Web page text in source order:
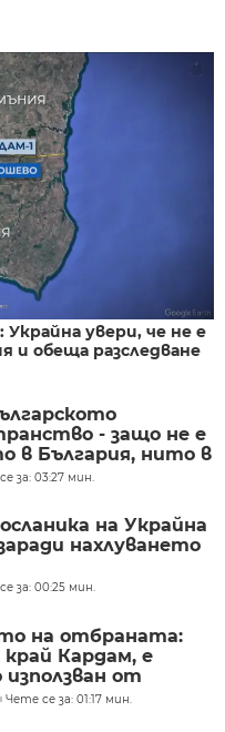
увери, че не е
и обеща разследване
- защо не е
в България, нито в
за: 03:27 мин.
на Украйна
нахлуването
за: 00:25 мин.
на отбраната:
Кардам, е
от
Чете се за: 01:17 мин.